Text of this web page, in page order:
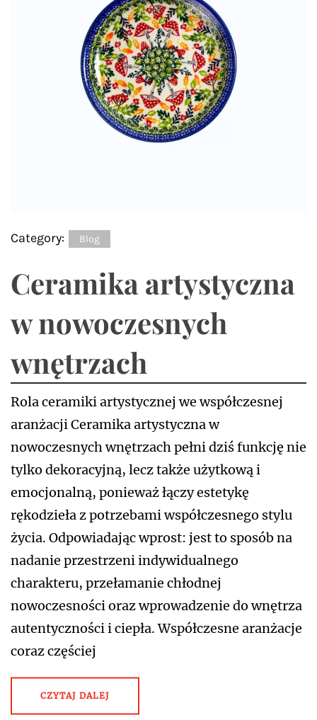
Category: Blog
Ceramika artystyczna
w nowoczesnych
wnętrzach
Rola ceramiki artystycznej we współczesnej
aranżacji Ceramika artystyczna w
nowoczesnych wnętrzach pełni dziś funkcję nie
tylko dekoracyjną, lecz także użytkową i
emocjonalną, ponieważ łączy estetykę
rękodzieła z potrzebami współczesnego stylu
życia. Odpowiadając wprost: jest to sposób na
nadanie przestrzeni indywidualnego
charakteru, przełamanie chłodnej
nowoczesności oraz wprowadzenie do wnętrza
autentyczności i ciepła. Współczesne aranżacje
coraz częściej
CZYTAJ DALEJ